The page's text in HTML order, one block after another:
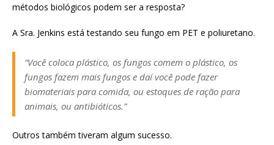
métodos biológicos podem ser a resposta?
A Sra. Jenkins está testando seu fungo em PET e poliuretano.
“Você coloca plástico, os fungos comem o plástico, os
fungos fazem mais fungos e daí você pode fazer
biomateriais para comida, ou estoques de ração para
animais, ou antibióticos.”
Outros também tiveram algum sucesso.